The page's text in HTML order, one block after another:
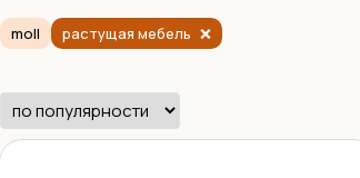
moll растущая мебель